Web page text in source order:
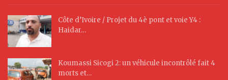
Côte d’Ivoire / Projet du 4è pont et voie Y4 :
Haidar…
Koumassi Sicogi 2: un véhicule incontrôlé fait 4
morts et…